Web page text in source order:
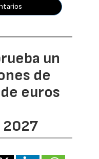
un
de
euros
2027